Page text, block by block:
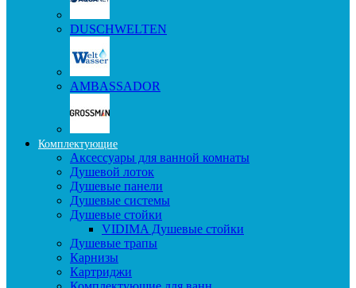
DUSCHWELTEN
AMBASSADOR
Комплектующие
Аксессуары для ванной комнаты
Душевой лоток
Душевые панели
Душевые системы
Душевые стойки
VIDIMA Душевые стойки
Душевые трапы
Карнизы
Картриджи